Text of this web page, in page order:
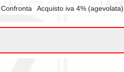
Confronta Acquisto iva 4% (agevolata)
Riepilogo ordine
account